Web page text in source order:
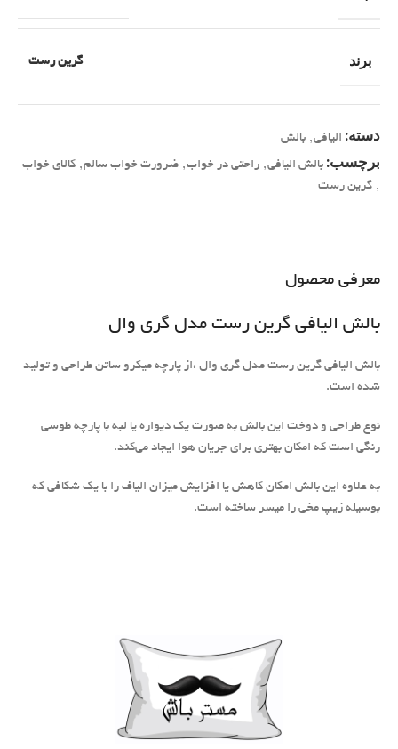
معرفی محصول
بالش الیافی گرین رست مدل گری وال
بالش الیافی گرین رست مدل گری وال ،از پارچه میکرو ساتن طراحی و تولید
شده است.
نوع طراحی و دوخت این بالش به صورت یک دیواره یا لبه با پارچه طوسی
رنگی است که امکان بهتری برای جریان هوا ایجاد می‌کند.
به علاوه این بالش امکان کاهش یا افزایش میزان الیاف را با یک شکافی که
بوسیله زیپ مخی را میسر ساخته است.
برند گرین رست
دسته: الیافی, بالش
برچسب: بالش الیافی, راحتی در خواب, ضرورت خواب سالم, کالای خواب
, گرین رست